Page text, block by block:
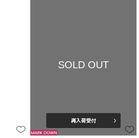
SOLD OUT
再入荷受付